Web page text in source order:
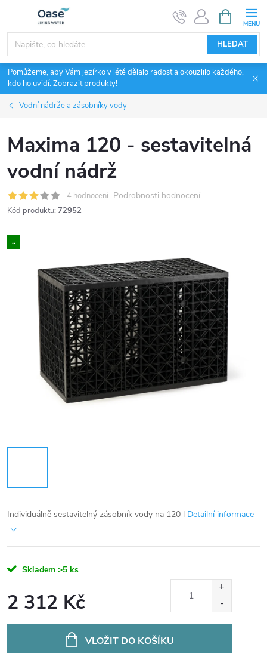
obsah
HLEDAT
NÁKUPNÍ
KOŠÍK
Pomůžeme, aby Vám jezírko v létě dělalo radost a okouzlilo každého,
kdo ho uvidí.Zobrazit produkty!
Vodní nádrže a zásobníky vody
Maxima 120 - sestavitelná
vodní nádrž
4 hodnocení Podrobnosti hodnocení
Kód produktu: 72952
..
Individuálně sestavitelný zásobník vody na 120 l Detailní informace
Skladem >5 ks
2 312 Kč
VLOŽIT DO KOŠÍKU